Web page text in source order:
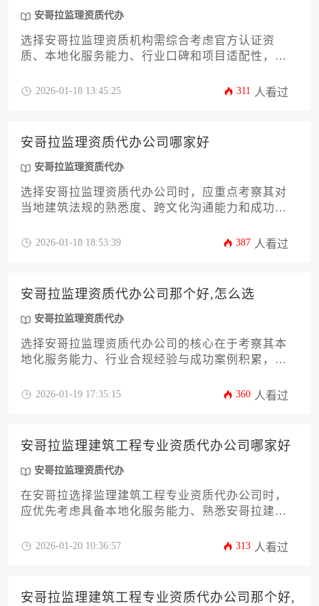
安哥拉监理资质代办
选择安哥拉监理资质机构需综合考虑官方认证资
质、本地化服务能力、行业口碑和项目适配性，建
性来做出决策，必要时可借助专业安哥拉监理资质
2026-01-18 13:45:25 311 人看过
安哥拉监理资质代办公司哪家好
安哥拉监理资质代办
选择安哥拉监理资质代办公司时，应重点考察其对
当地建筑法规的熟悉度、跨文化沟通能力和成功案
建部门备案资质的机构往往能提供更可靠的服务保
2026-01-18 18:53:39 387 人看过
安哥拉监理资质代办公司那个好,怎么选
安哥拉监理资质代办
选择安哥拉监理资质代办公司的核心在于考察其本
地化服务能力、行业合规经验与成功案例积累，企
售后支持体系，结合自身项目需求制定科学评估标
2026-01-19 17:35:15 360 人看过
安哥拉监理建筑工程专业资质代办公司哪家好
安哥拉监理资质代办
在安哥拉选择监理建筑工程专业资质代办公司时，
应优先考虑具备本地化服务能力、熟悉安哥拉建筑
帮助企业规避合规风险，提升资质申请效率。
2026-01-20 10:36:57 313 人看过
安哥拉监理建筑工程专业资质代办公司那个好,